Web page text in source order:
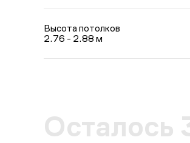
Высота потолков
2.76 - 2.88 м
Осталось